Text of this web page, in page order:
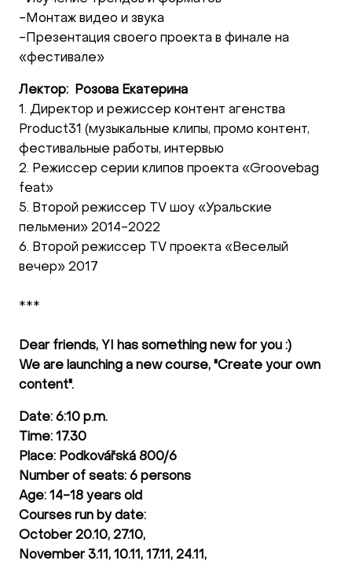
-Монтаж видео и звука
-Презентация своего проекта в финале на
«фестивале»
Лектор: Розова Екатерина
1. Директор и режиссер контент агенства
Product31 (музыкальные клипы, промо контент,
фестивальные работы, интервью
2. Режиссер серии клипов проекта «Groovebag
feat»
5. Второй режиссер ТV шоу «Уральские
пельмени» 2014-2022
6. Второй режиссер ТV проекта «Веселый
вечер» 2017
***
Dear friends, YI has something new for you :)
We are launching a new course, "Create your own
content".
Date: 6:10 p.m.
Time: 17.30
Place: Podkovářská 800/6
Number of seats: 6 persons
Age: 14-18 years old
Courses run by date:
October 20.10, 27.10,
November 3.11, 10.11, 17.11, 24.11,